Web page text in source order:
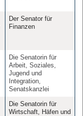
Der Senator für
Finanzen
Die Senatorin für
Arbeit, Soziales,
Jugend und
Integration,
Senatskanzlei
Die Senatorin für
Wirtschaft, Häfen und